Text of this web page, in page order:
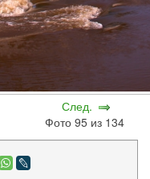
След.
Фото 95 из 134